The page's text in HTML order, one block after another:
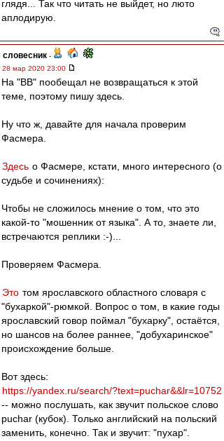
глядя... Так что читать не выйдет, но люто
аплодирую.
словесник -
28 мар 2020 23:00
На "ВВ" пообещал не возвращаться к этой
теме, поэтому пишу здесь.
Ну что ж, давайте для начала проверим
Фасмера.
Здесь о Фасмере, кстати, много интересного (о
судьбе и сочинениях):
Чтобы не сложилось мнение о том, что это
какой-то "мошенник от языка". А то, знаете ли,
встречаются реплики :-)...
Проверяем Фасмера.
Это том ярославского областного словаря с
"бухаркой"-рюмкой. Вопрос о том, в какие годы
ярославский говор поймал "бухарку", остаётся,
но шансов на более раннее, "добухаринское"
происхождение больше.
Вот здесь:
https://yandex.ru/search/?text=puchar&&lr=10752
-- можно послушать, как звучит польское слово
puchar (кубок). Только английский на польский
заменить, конечно. Так и звучит: "пухар".